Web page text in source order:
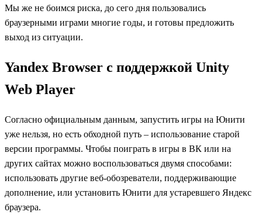
Мы же не боимся риска, до сего дня пользовались
браузерными играми многие годы, и готовы предложить
выход из ситуации.
Yandex Browser с поддержкой Unity
Web Player
Согласно официальным данным, запустить игры на Юнити
уже нельзя, но есть обходной путь – использование старой
версии программы. Чтобы поиграть в игры в ВК или на
других сайтах можно воспользоваться двумя способами:
использовать другие веб-обозреватели, поддерживающие
дополнение, или установить Юнити для устаревшего Яндекс
браузера.